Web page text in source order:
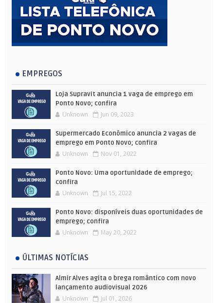
EMPREGOS
Loja Supravit anuncia 1 vaga de emprego em
Ponto Novo; confira
Unknown Jun 09, 2023
Supermercado Econômico anuncia 2 vagas de
emprego em Ponto Novo; confira
Unknown Nov 01, 2022
Ponto Novo: Uma oportunidade de emprego;
confira
Unknown Jul 15, 2022
Ponto Novo: disponíveis duas oportunidades de
emprego; confira
Unknown May 20, 2022
ÚLTIMAS NOTÍCIAS
Almir Alves agita o brega romântico com novo
lançamento audiovisual 2026
Unknown Jul 01, 2026